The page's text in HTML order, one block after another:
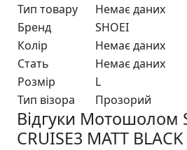
Тип товару
Немає даних
Бренд
SHOEI
Колір
Немає даних
Стать
Немає даних
Розмір
L
Тип візора
Прозорий
Відгуки Мотошолом
CRUISE3 MATT BLACK